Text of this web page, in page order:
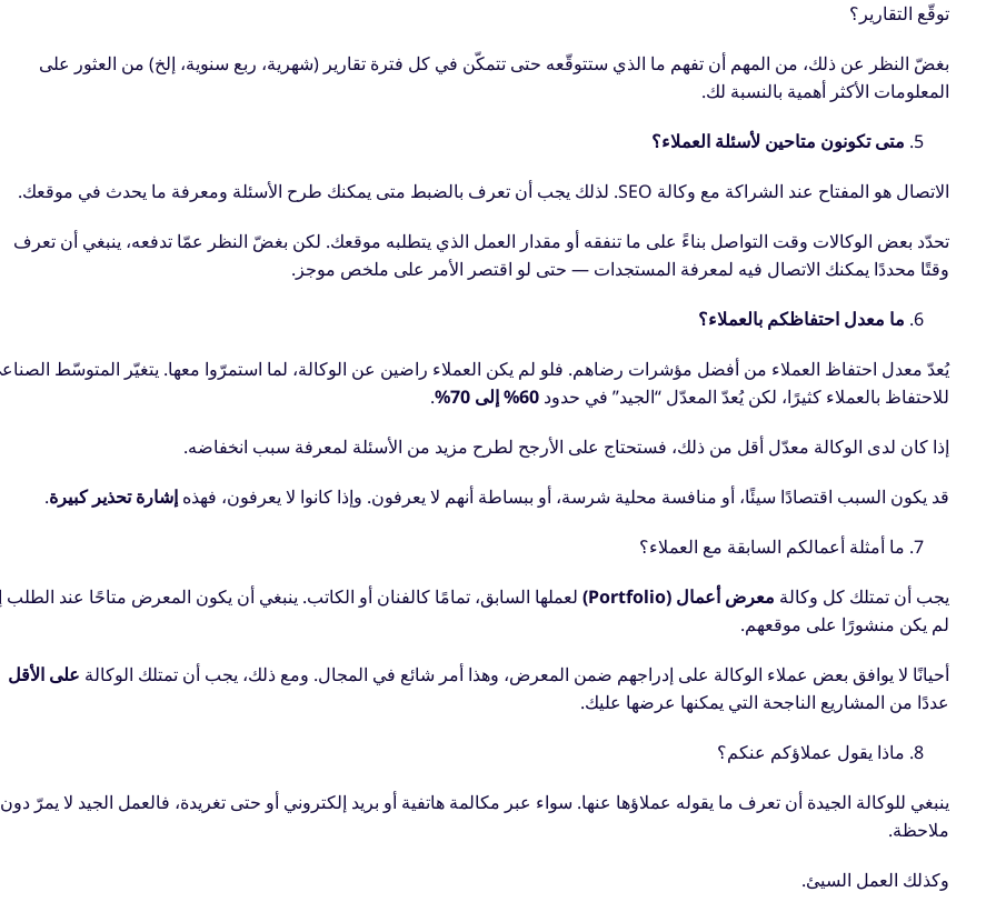
توقّع التقارير؟
بغضّ النظر عن ذلك، من المهم أن تفهم ما الذي ستتوقّعه حتى تتمكّن في كل فترة تقارير (شهرية، ربع سنوية، إلخ) من العثور على
المعلومات الأكثر أهمية بالنسبة لك.
متى تكونون متاحين لأسئلة العملاء؟
الاتصال هو المفتاح عند الشراكة مع وكالة SEO. لذلك يجب أن تعرف بالضبط متى يمكنك طرح الأسئلة ومعرفة ما يحدث في موقعك.
تحدّد بعض الوكالات وقت التواصل بناءً على ما تنفقه أو مقدار العمل الذي يتطلبه موقعك. لكن بغضّ النظر عمّا تدفعه، ينبغي أن تعرف
وقتًا محددًا يمكنك الاتصال فيه لمعرفة المستجدات — حتى لو اقتصر الأمر على ملخص موجز.
ما معدل احتفاظكم بالعملاء؟
يُعدّ معدل احتفاظ العملاء من أفضل مؤشرات رضاهم. فلو لم يكن العملاء راضين عن الوكالة، لما استمرّوا معها. يتغيّر المتوسّط
للاحتفاظ بالعملاء كثيرًا، لكن يُعدّ المعدّل “الجيد” في حدود 60% إلى 70% .
إذا كان لدى الوكالة معدّل أقل من ذلك، فستحتاج على الأرجح لطرح مزيد من الأسئلة لمعرفة سبب انخفاضه.
قد يكون السبب اقتصادًا سيئًا، أو منافسة محلية شرسة، أو ببساطة أنهم لا يعرفون. وإذا كانوا لا يعرفون، فهذه إشارة تحذير كبيرة.
ما أمثلة أعمالكم السابقة مع العملاء؟
يجب أن تمتلك كل وكالة معرض أعمال (Portfolio)
لعملها السابق، تمامًا كالفنان أو الكاتب. ينبغي أن يكون المعرض متاحًا عند الطلب
لم يكن منشورًا على موقعهم.
أحيانًا لا يوافق بعض عملاء الوكالة على إدراجهم ضمن المعرض، وهذا أمر شائع في المجال. ومع ذلك، يجب أن تمتلك الوكالة على الأقل
عددًا من المشاريع الناجحة التي يمكنها عرضها عليك.
ماذا يقول عملاؤكم عنكم؟
ينبغي للوكالة الجيدة أن تعرف ما يقوله عملاؤها عنها. سواء عبر مكالمة هاتفية أو بريد إلكتروني أو حتى تغريدة، فالعمل الجيد لا يمرّ دون
ملاحظة.
وكذلك العمل السيئ.